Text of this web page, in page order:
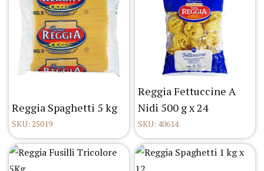
Reggia Spaghetti 5 kg
SKU: 25019
Reggia Fettuccine A
Nidi 500 g x 24
SKU: 40614